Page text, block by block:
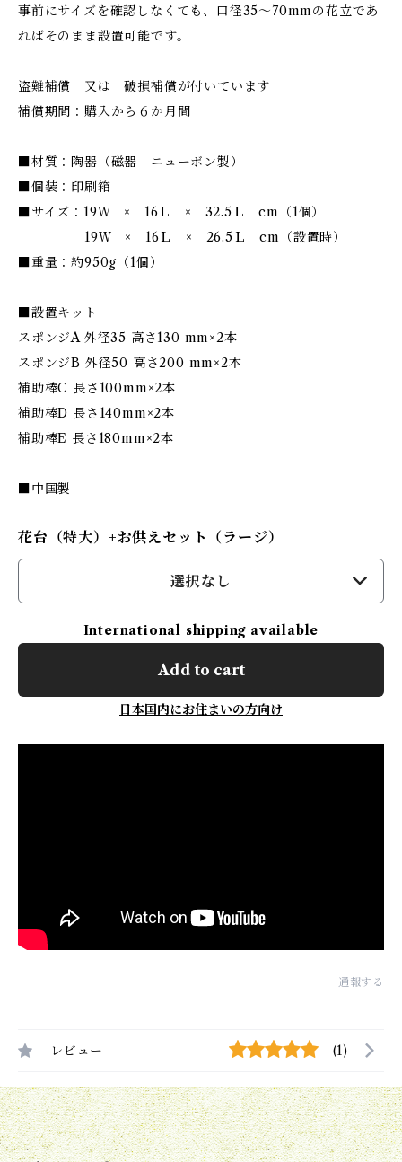
事前にサイズを確認しなくても、口径35～70mmの花立であ
ればそのまま設置可能です。
盗難補償 又は 破損補償が付いています
補償期間：購入から６か月間
■材質：陶器（磁器 ニューボン製）
■個装：印刷箱
■サイズ：19Ｗ × 16Ｌ × 32.5Ｌ cm（1個）
19Ｗ × 16Ｌ × 26.5Ｌ cm（設置時）
■重量：約950g（1個）
■設置キット
スポンジA 外径35 高さ130 mm×2本
スポンジB 外径50 高さ200 mm×2本
補助棒C 長さ100mm×2本
補助棒D 長さ140mm×2本
補助棒E 長さ180mm×2本
■中国製
花台（特大）+お供えセット（ラージ）
選択なし
International shipping available
Add to cart
日本国内にお住まいの方向け
通報する
レビュー (1)